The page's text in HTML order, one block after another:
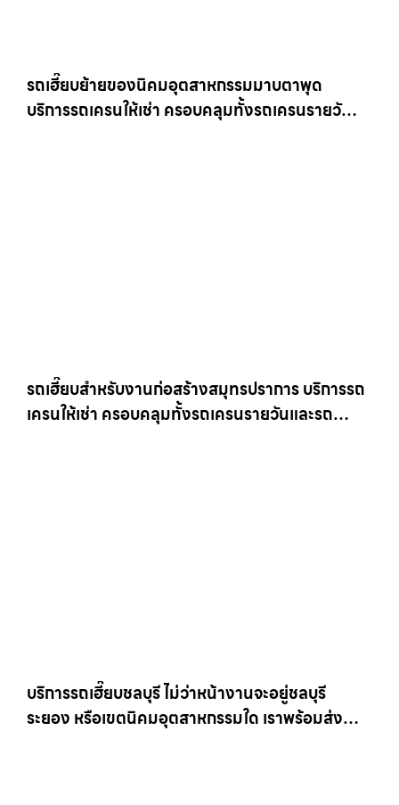
รถเฮี๊ยบย้ายของนิคมอุตสาหกรรมมาบตาพุด
บริการรถเครนให้เช่า ครอบคลุมทั้งรถเครนรายวัน
รถเฮี๊ยบสำหรับงานก่อสร้างสมุทรปราการ บริการรถ
เครนให้เช่า ครอบคลุมทั้งรถเครนรายวันและรถ
บริการรถเฮี๊ยบชลบุรี ไม่ว่าหน้างานจะอยู่ชลบุรี
ระยอง หรือเขตนิคมอุตสาหกรรมใด เราพร้อมส่งรถ